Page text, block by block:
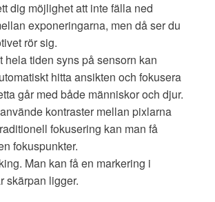
dig möjlighet att inte fälla ned
exponeringarna, men då ser du
rör sig.
hela tiden syns på sensorn kan
hitta ansikten och fokusera
går med både människor och djur.
kontraster mellan pixlarna
fokusering kan man få
fokuspunkter.
Man kan få en markering i
skärpan ligger.